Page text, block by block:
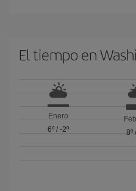
El tiempo en
Enero
6º/ -2º
8º/